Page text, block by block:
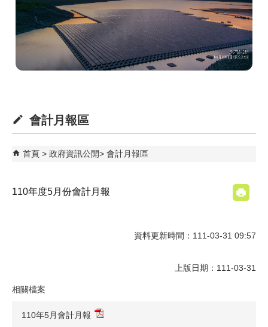
會計月報區
首頁 政府資訊公開 會計月報區
110年度5月份會計月報
資料更新時間：111-03-31 09:57
上版日期：111-03-31
相關檔案
110年5月會計月報